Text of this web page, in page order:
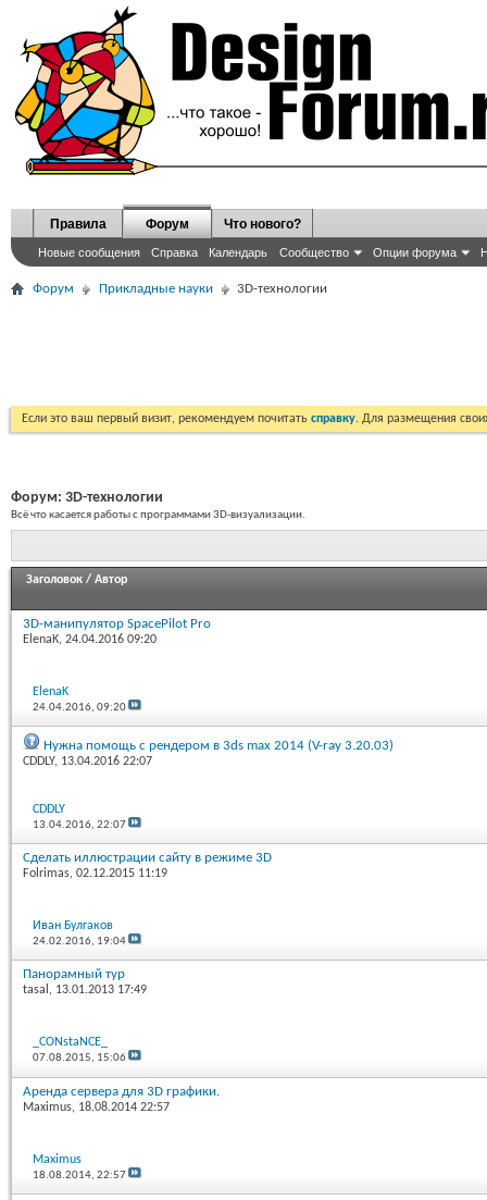
Правила Форум
Новые сообщения Справка Календарь Сообщество Опции форума
Что нового?
Форум Прикладные науки 3D-технологии
Если это ваш первый визит, рекомендуем почитать справку. Для размещения
Форум: 3D-технологии
Всё что касается работы с программами 3D-визуализации.
Заголовок / Автор
3D-манипулятор SpacePilot Pro
ElenaK, 24.04.2016 09:20
ElenaK
24.04.2016,09:20
Нужна помощь с рендером в 3ds max 2014 (V-ray 3.20.03)
CDDLY, 13.04.2016 22:07
CDDLY
13.04.2016,22:07
Сделать иллюстрации сайту в режиме 3D
Folrimas, 02.12.2015 11:19
Иван Булгаков
24.02.2016, 19:04
Панорамный тур
tasal , 13.01.2013 17:49
_CONstaNCE_
07.08.2015, 15:06
Аренда сервера для 3D графики.
Maximus, 18.08.2014 22:57
Maximus
18.08.2014,22:57